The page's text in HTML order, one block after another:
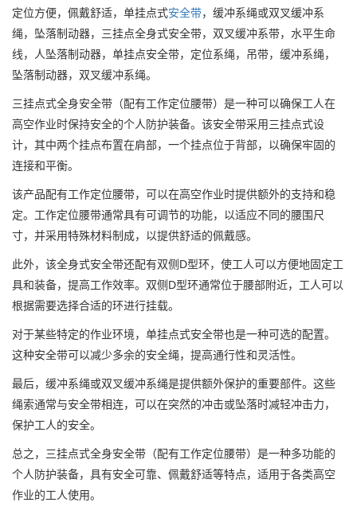
定位方便，佩戴舒适，单挂点式安全带，缓冲系绳或双叉缓冲系
绳，坠落制动器，三挂点全身式安全带，双叉缓冲系带，水平生命
线，人坠落制动器，单挂点安全带，定位系绳，吊带，缓冲系绳，
坠落制动器，双叉缓冲系绳。
三挂点式全身安全带（配有工作定位腰带）是一种可以确保工人在
高空作业时保持安全的个人防护装备。该安全带采用三挂点式设
计，其中两个挂点布置在肩部，一个挂点位于背部，以确保牢固的
连接和平衡。
该产品配有工作定位腰带，可以在高空作业时提供额外的支持和稳
定。工作定位腰带通常具有可调节的功能，以适应不同的腰围尺
寸，并采用特殊材料制成，以提供舒适的佩戴感。
此外，该全身式安全带还配有双侧D型环，使工人可以方便地固定工
具和装备，提高工作效率。双侧D型环通常位于腰部附近，工人可以
根据需要选择合适的环进行挂载。
对于某些特定的作业环境，单挂点式安全带也是一种可选的配置。
这种安全带可以减少多余的安全绳，提高通行性和灵活性。
最后，缓冲系绳或双叉缓冲系绳是提供额外保护的重要部件。这些
绳索通常与安全带相连，可以在突然的冲击或坠落时减轻冲击力，
保护工人的安全。
总之，三挂点式全身安全带（配有工作定位腰带）是一种多功能的
个人防护装备，具有安全可靠、佩戴舒适等特点，适用于各类高空
作业的工人使用。